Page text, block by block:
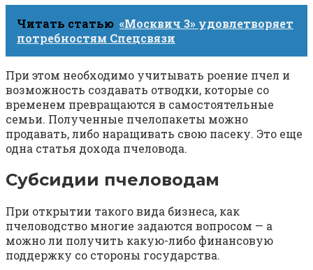
Читать статью «Москвич 3» удовлетворяет
потребностям Спецсвязи
При этом необходимо учитывать роение пчел и
возможность создавать отводки, которые со
временем превращаются в самостоятельные
семьи. Полученные пчелопакеты можно
продавать, либо наращивать свою пасеку. Это еще
одна статья дохода пчеловода.
Субсидии пчеловодам
При открытии такого вида бизнеса, как
пчеловодство многие задаются вопросом — а
можно ли получить какую-либо финансовую
поддержку со стороны государства.